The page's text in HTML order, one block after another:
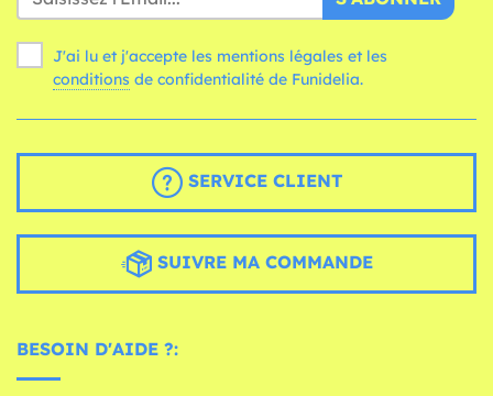
J'ai lu et j'accepte les mentions légales et les
conditions de confidentialité de Funidelia.
SERVICE CLIENT
SUIVRE MA COMMANDE
BESOIN D'AIDE ?: